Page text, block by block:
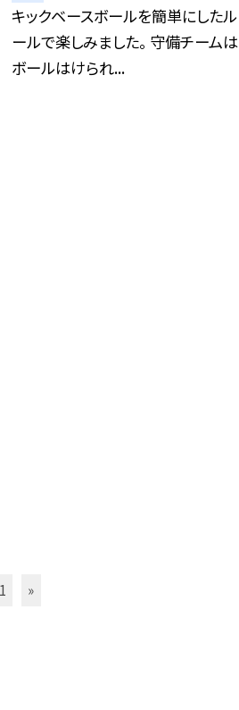
キックベースボールを簡単にしたル
ールで楽しみました。 守備チームは
ボールはけられ...
»